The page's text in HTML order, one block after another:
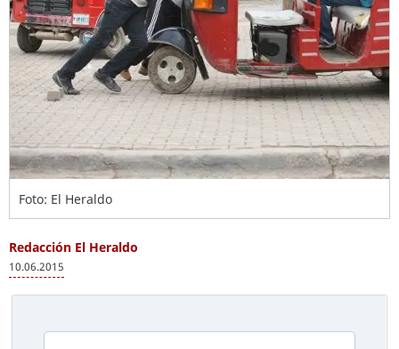
Foto: El Heraldo
Redacción El Heraldo
10.06.2015